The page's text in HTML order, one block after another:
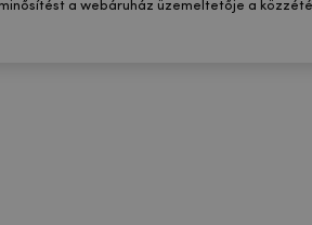
a webáruház üzemeltetője a